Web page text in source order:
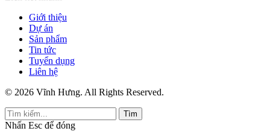
Giới thiệu
Dự án
Sản phẩm
Tin tức
Tuyển dụng
Liên hệ
© 2026 Vĩnh Hưng. All Rights Reserved.
Tìm
Nhấn Esc để đóng